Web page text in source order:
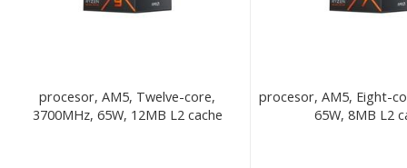
procesor, AM5, Twelve-core,
3700MHz, 65W, 12MB L2 cache
procesor, AM5, Eight-
65W, 8MB L2